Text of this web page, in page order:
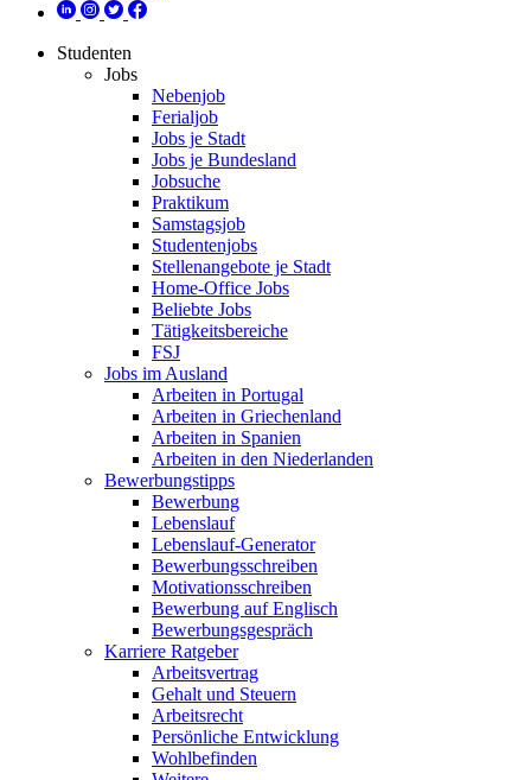
Studenten
Jobs
Nebenjob
Ferialjob
Jobs je Stadt
Jobs je Bundesland
Jobsuche
Praktikum
Samstagsjob
Studentenjobs
Stellenangebote je Stadt
Home-Office Jobs
Beliebte Jobs
Tätigkeitsbereiche
FSJ
Jobs im Ausland
Arbeiten in Portugal
Arbeiten in Griechenland
Arbeiten in Spanien
Arbeiten in den Niederlanden
Bewerbungstipps
Bewerbung
Lebenslauf
Lebenslauf-Generator
Bewerbungsschreiben
Motivationsschreiben
Bewerbung auf Englisch
Bewerbungsgespräch
Karriere Ratgeber
Arbeitsvertrag
Gehalt und Steuern
Arbeitsrecht
Persönliche Entwicklung
Wohlbefinden